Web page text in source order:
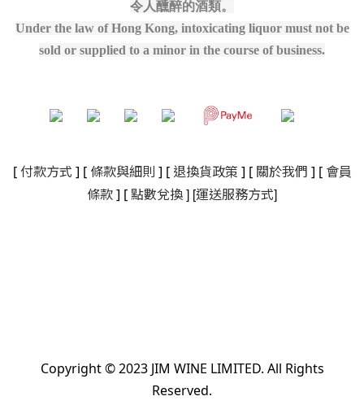
令人醺醉的酒類。
Under the law of Hong Kong, intoxicating liquor must not be
sold or supplied to a minor in the course of business.
[ 付款方式 ] [ 條款與細則 ] [ 退換貨政策 ] [ 關於我們 ] [ 會員
條款] [點數兌換] [運送服務方式]
Copyright © 2023 JIM WINE LIMITED. All Rights
Reserved.